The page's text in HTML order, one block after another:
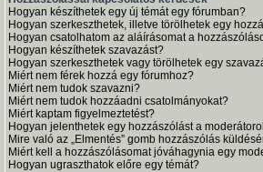
Hogyan készíthetek egy új témát egy fórumban?
Hogyan szerkeszthetek, illetve törölhetek egy
Hogyan csatolhatom az aláírásomat a
Hogyan készíthetek szavazást?
Hogyan szerkeszthetek vagy törölhetek egy
Miért nem férek hozzá egy fórumhoz?
Miért nem tudok szavazni?
Miért nem tudok hozzáadni csatolmányokat?
Miért kaptam figyelmeztetést?
Hogyan jelenthetek egy hozzászólást a
Mire való az „Elmentés” gomb hozzászólás
Miért kell a hozzászólásomat jóváhagynia egy
Hogyan ugraszthatok előre egy témát?